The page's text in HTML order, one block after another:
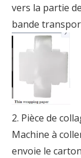
vers la partie
bande
2. Pièce de
Machine à
envoie le